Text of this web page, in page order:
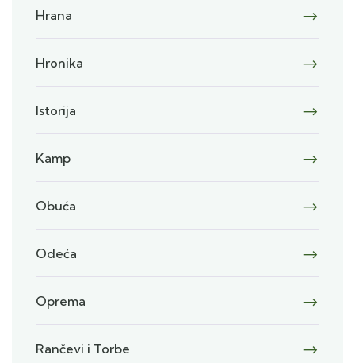
Hrana
Hronika
Istorija
Kamp
Obuća
Odeća
Oprema
Rančevi i Torbe